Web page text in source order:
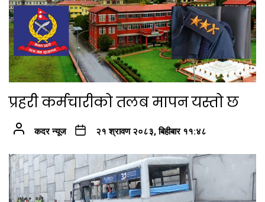
प्रहरी कर्मचारीको तलब मापन यस्तो छ
कदर न्यूज २१ श्रावण २०८३, बिहीबार ११:४८